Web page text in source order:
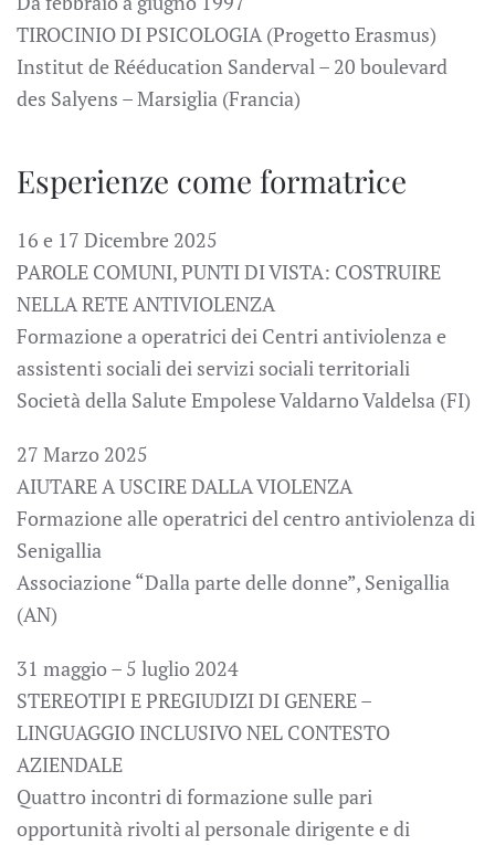
TIROCINIO DI PSICOLOGIA (Progetto Erasmus)
Institut de Rééducation Sanderval – 20 boulevard
des Salyens – Marsiglia (Francia)
Esperienze come formatrice
16 e 17 Dicembre 2025
PAROLE COMUNI, PUNTI DI VISTA: COSTRUIRE
NELLA RETE ANTIVIOLENZA
Formazione a operatrici dei Centri antiviolenza e
assistenti sociali dei servizi sociali territoriali
Società della Salute Empolese Valdarno Valdelsa (FI)
27 Marzo 2025
AIUTARE A USCIRE DALLA VIOLENZA
Formazione alle operatrici del centro antiviolenza di
Senigallia
Associazione “Dalla parte delle donne”, Senigallia
(AN)
31 maggio – 5 luglio 2024
STEREOTIPI E PREGIUDIZI DI GENERE –
LINGUAGGIO INCLUSIVO NEL CONTESTO
AZIENDALE
Quattro incontri di formazione sulle pari
opportunità rivolti al personale dirigente e di